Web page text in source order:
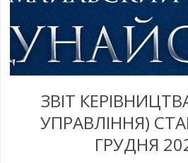
ЗВІТ
УПРАВЛІННЯ)
ГРУДНЯ